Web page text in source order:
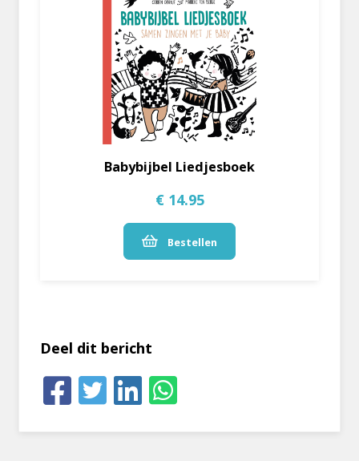
Babybijbel Liedjesboek
€ 14.95
Bestellen
Deel dit bericht